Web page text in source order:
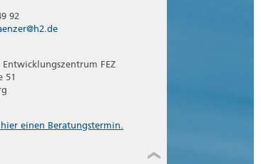
92
Entwicklungszentrum FEZ
51
einen Beratungstermin.